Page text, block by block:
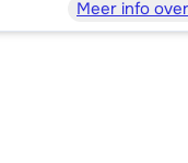
Meer info